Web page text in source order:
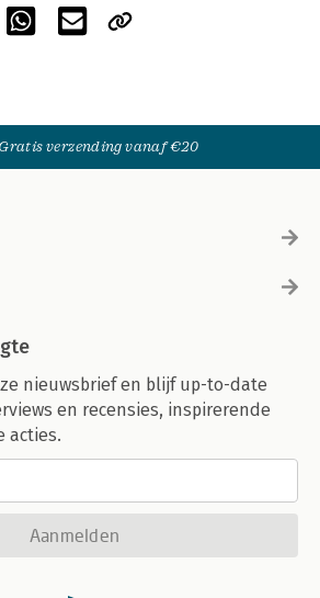
Gratis verzending vanaf €20
nieuwsbrief en blijf up-to-date
en recensies, inspirerende
acties.
Aanmelden